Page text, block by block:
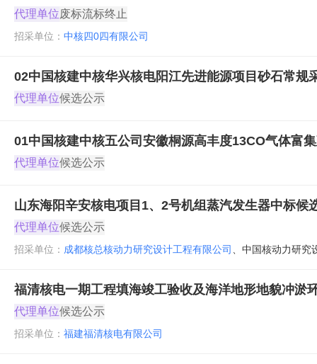
代理单位废标流标终止
招采单位： 中核四0四有限公司
02中国核建中核华兴核电阳江先进能源项目砂石常规
代理单位候选公示
01中国核建中核五公司安徽桐源高丰度13CO气体富
代理单位候选公示
山东海阳辛安核电项目1、2号机组蒸汽发生器中标候
代理单位候选公示
招采单位： 成都核总核动力研究设计工程有限公司 中国核动力研究
福清核电一期工程填海竣工验收及海洋地形地貌冲淤
代理单位候选公示
招采单位： 福建福清核电有限公司